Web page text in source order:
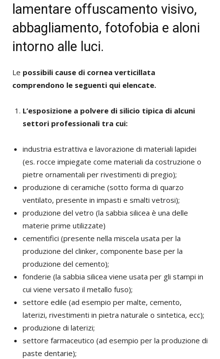
lamentare offuscamento visivo,
abbagliamento, fotofobia e aloni
intorno alle luci.
Le possibili cause di cornea verticillata
comprendono le seguenti qui elencate.
L’esposizione a polvere di silicio tipica di alcuni
settori professionali tra cui:
industria estrattiva e lavorazione di materiali lapidei
(es. rocce impiegate come materiali da costruzione o
pietre ornamentali per rivestimenti di pregio);
produzione di ceramiche (sotto forma di quarzo
ventilato, presente in impasti e smalti vetrosi);
produzione del vetro (la sabbia silicea è una delle
materie prime utilizzate)
cementifici (presente nella miscela usata per la
produzione del clinker, componente base per la
produzione del cemento);
fonderie (la sabbia silicea viene usata per gli stampi in
cui viene versato il metallo fuso);
settore edile (ad esempio per malte, cemento,
laterizi, rivestimenti in pietra naturale o sintetica, ecc);
produzione di laterizi;
settore farmaceutico (ad esempio per la produzione di
paste dentarie);